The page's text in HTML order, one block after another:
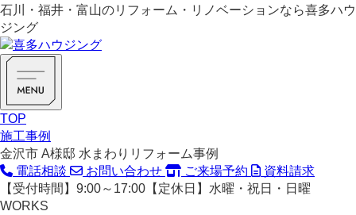
石川・福井・富山のリフォーム・リノベーションなら喜多ハウ
ジング
TOP
施工事例
金沢市 A様邸 水まわりリフォーム事例
電話相談
お問い合わせ ご来場予約
資料請求
【受付時間】9:00～17:00【定休日】水曜・祝日・日曜
WORKS